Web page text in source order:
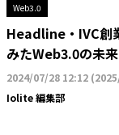
Web3.0
Headline・IVC創
みたWeb3.0の未来
2024/07/28 12:12 (
Iolite 編集部